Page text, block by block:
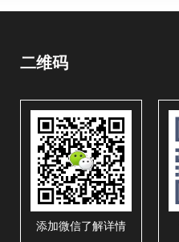
二维码
添加微信了解详情